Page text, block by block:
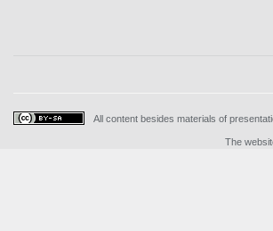
All content besides materials of
The